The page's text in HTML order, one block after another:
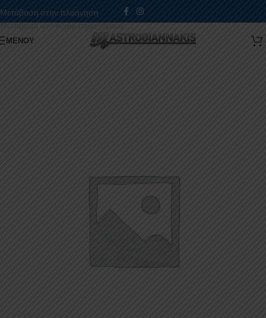
Μετάβαση στην πλοήγηση
Μετάβαση στο κύριο περιεχόμενο
ΜΕΝΟΎ